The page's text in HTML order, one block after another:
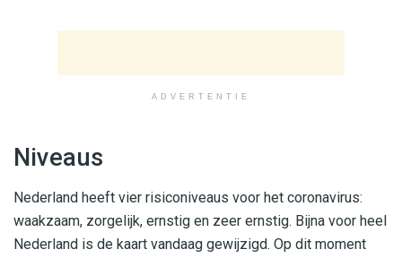
ADVERTENTIE
Niveaus
Nederland heeft vier risiconiveaus voor het coronavirus:
waakzaam, zorgelijk, ernstig en zeer ernstig. Bijna voor heel
Nederland is de kaart vandaag gewijzigd. Op dit moment